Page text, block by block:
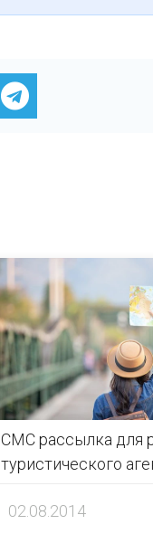
СМС рассылка для
туристического
02.08.2014